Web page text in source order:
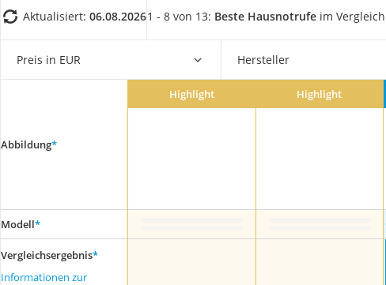
Schildkrötenhaus
Massagegerät
Service
Aktualisiert: 06.08.20261 - 8 von 13: Beste Hausnotrufe im Vergleich
Preis in EUR Hersteller
Abbildung*
Highlight Highlight
Modell*
Vergleichsergebnis*
Informationen zur